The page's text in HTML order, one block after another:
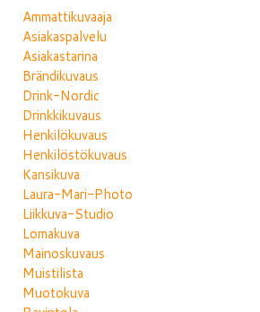
Ammattikuvaaja
Asiakaspalvelu
Asiakastarina
Brändikuvaus
Drink-Nordic
Drinkkikuvaus
Henkilökuvaus
Henkilöstökuvaus
Kansikuva
Laura-Mari-Photo
Liikkuva-Studio
Lomakuva
Mainoskuvaus
Muistilista
Muotokuva